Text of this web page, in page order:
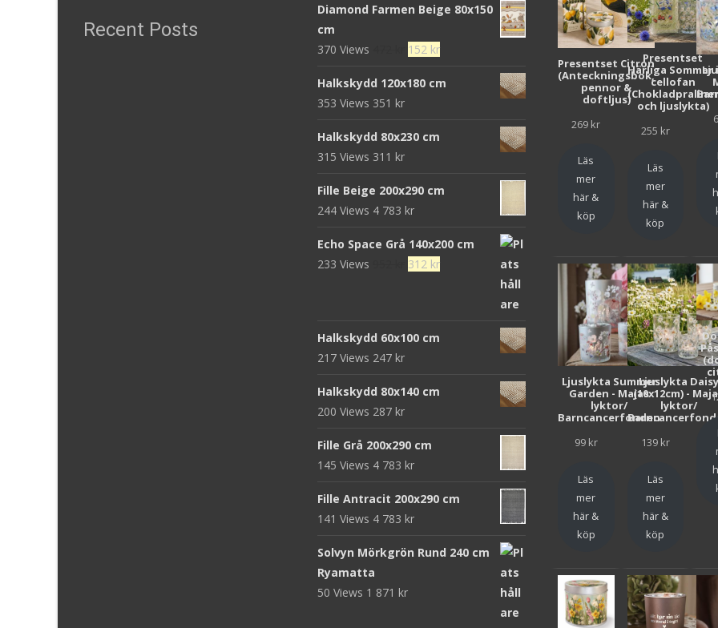
Recent Posts
Diamond Farmen Beige 80x150
cm
370 Views
Det
priset
152 krDet
priset
Halkskydd 120x180 cm
353 Views 351 kr
Halkskydd 80x230 cm
315 Views 311 kr
Fille Beige 200x290 cm
244 Views 4 783 kr
Echo Space Grå 140x200 cm
233 Views
Det
952 kr.
312 krDet
Halkskydd 60x100 cm
217 Views 247 kr
Halkskydd 80x140 cm
200 Views 287 kr
Fille Grå 200x290 cm
145 Views 4 783 kr
Fille Antracit 200x290 cm
141 Views 4 783 kr
Solvyn Mörkgrön Rund 240 cm
Ryamatta
50 Views 1 871 kr
Presentset Citron
(Anteckningsbok,
pennor &
doftljus)
269 kr
Läs
mer
här &
köp
Presentset
Härliga Sommar i
cellofan
(Chokladpraliner
och ljuslykta)
255 kr
Läs
mer
här &
köp
Ljuslykta Summer
Garden - Majas
lyktor/
Barncancerfonden
99 kr
Läs
mer
här &
köp
Ljuslykta Daisy
(10x12cm) -
lyktor/
139 kr
Läs
mer
här &
köp